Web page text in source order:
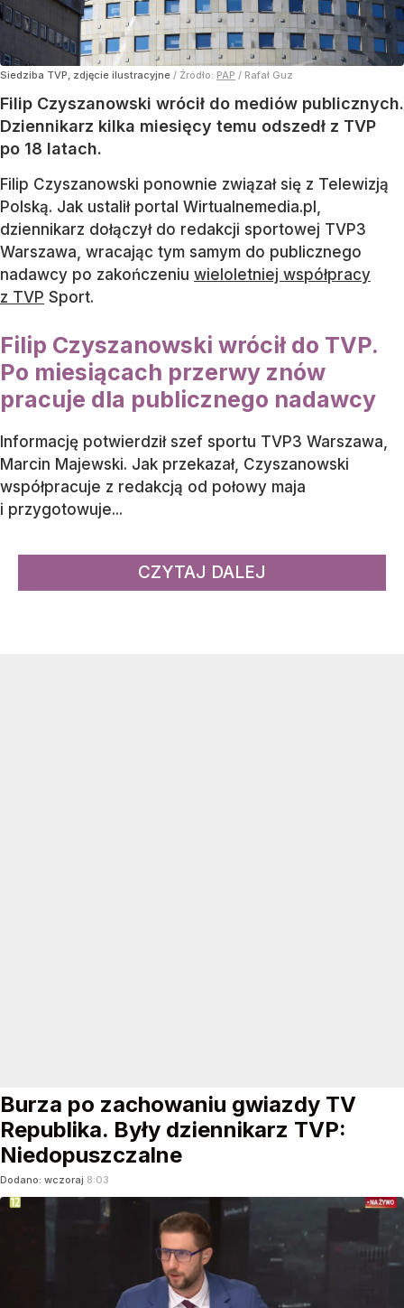
Siedziba TVP, zdjęcie ilustracyjne / Źródło: PAP / Rafał Guz
Filip Czyszanowski wrócił do mediów publicznych.
Dziennikarz kilka miesięcy temu odszedł z TVP
po 18 latach.
Filip Czyszanowski ponownie związał się z Telewizją
Polską. Jak ustalił portal Wirtualnemedia.pl,
dziennikarz dołączył do redakcji sportowej TVP3
Warszawa, wracając tym samym do publicznego
nadawcy po zakończeniu wieloletniej współpracy
z TVP Sport.
Filip Czyszanowski wrócił do TVP.
Po miesiącach przerwy znów
pracuje dla publicznego nadawcy
Informację potwierdził szef sportu TVP3 Warszawa,
Marcin Majewski. Jak przekazał, Czyszanowski
współpracuje z redakcją od połowy maja
i przygotowuje...
CZYTAJ DALEJ
Burza po zachowaniu gwiazdy TV
Republika. Były dziennikarz TVP:
Niedopuszczalne
Dodano: wczoraj 8:03